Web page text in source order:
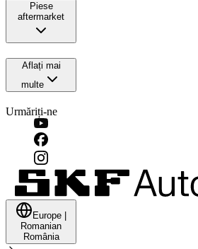
Piese
aftermarket
Aflați mai
multe
Urmăriți-ne
Europe
Romanian
România